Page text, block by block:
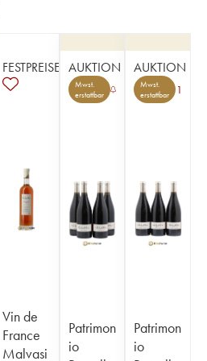
FESTPREISE
Vin de
France
Malvasi
AUKTION
Mwst.
erstattbar
Patrimon
io
AUKTION
Mwst.
erstattbar
1
Patrimon
io